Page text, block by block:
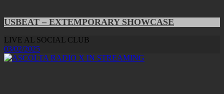
USBEAT – EXTEMPORARY SHOWCASE
LIVE AL SOCIAL CLUB
03/02/2025